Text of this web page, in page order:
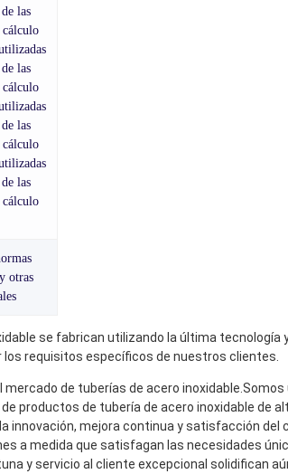
las
cálculo
las
cálculo
las
cálculo
las
cálculo
otras
se fabrican utilizando la última tecnología
requisitos específicos de nuestros clientes.
de tuberías de acero
productos de tubería de acero inoxidable de
innovación, mejora continua y satisfacción del
a medida que satisfagan las necesidades
y servicio al cliente excepcional solidifican